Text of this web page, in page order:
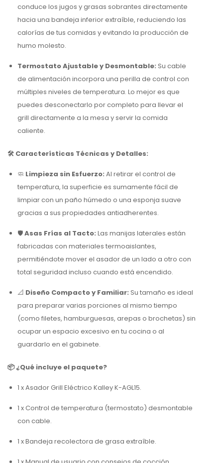
conduce los jugos y grasas sobrantes directamente
hacia una bandeja inferior extraíble, reduciendo las
calorías de tus comidas y evitando la producción de
humo molesto.
Termostato Ajustable y Desmontable: Su cable
de alimentación incorpora una perilla de control con
múltiples niveles de temperatura. Lo mejor es que
puedes desconectarlo por completo para llevar el
grill directamente a la mesa y servir la comida
caliente.
🛠️ Características Técnicas y Detalles:
🧼 Limpieza sin Esfuerzo: Al retirar el control de
temperatura, la superficie es sumamente fácil de
limpiar con un paño húmedo o una esponja suave
gracias a sus propiedades antiadherentes.
🛡️Asas Frías al Tacto: Las manijas laterales están
fabricadas con materiales termoaislantes,
permitiéndote mover el asador de un lado a otro con
total seguridad incluso cuando está encendido.
📐 Diseño Compacto y Familiar: Su tamaño es ideal
para preparar varias porciones al mismo tiempo
(como filetes, hamburguesas, arepas o brochetas) sin
ocupar un espacio excesivo en tu cocina o al
guardarlo en el gabinete.
📦 ¿Qué incluye el paquete?
1 x Asador Grill Eléctrico Kalley K-AGL15.
1 x Control de temperatura (termostato) desmontable
con cable.
1 x Bandeja recolectora de grasa extraíble.